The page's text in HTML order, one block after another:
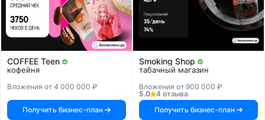
COFFEE Teen
кофейня
Вложения от 4 000 000 ₽
Получить бизнес-план
Smoking Shop
табачный магазин
Вложения от 900 000 ₽
5.0
4 отзыва
Получить бизнес-план